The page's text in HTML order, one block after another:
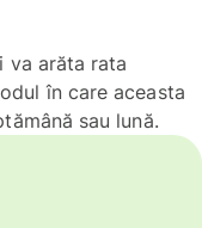
va arăta rata
în care aceasta
sau lună.